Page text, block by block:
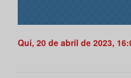
Qui, 20 de abril de 2023,